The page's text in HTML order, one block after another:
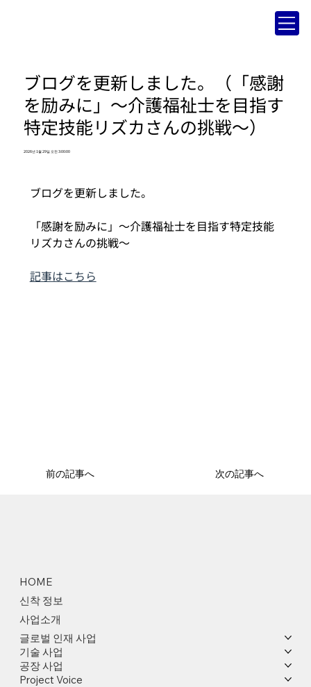
ブログを更新しました。（「感謝
を励みに」～介護福祉士を目指す
特定技能リズカさんの挑戦～）
2026년 1월 29일 오전 3:00:00
前の記事へ 次の記事へ
ブログを更新しました。
「感謝を励みに」～介護福祉士を目指す特定技能
リズカさんの挑戦～
記事はこちら
HOME
신착 정보
사업소개
글로벌 인재 사업
기술 사업
공장 사업
Project Voice